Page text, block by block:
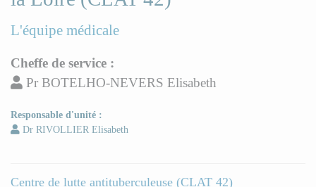
L'équipe médicale
Cheffe de service :
Pr BOTELHO-NEVERS Elisabeth
Responsable d'unité :
Dr RIVOLLIER Elisabeth
Centre de lutte antituberculeuse (CLAT 42)